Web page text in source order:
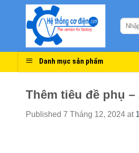
Danh mục sản phẩm
Thêm tiêu đề phụ –
Published 7 Tháng 12, 2024 at